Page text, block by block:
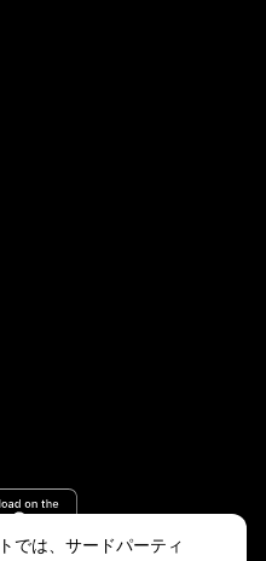
では、サードパーティ